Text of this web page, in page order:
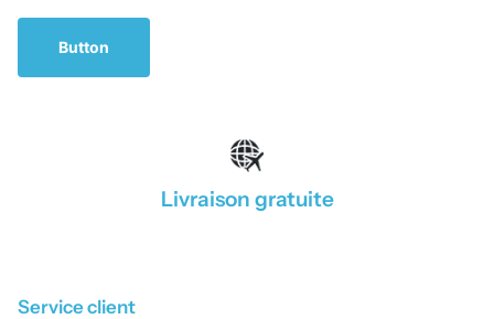
Button
Livraison gratuite
Service client